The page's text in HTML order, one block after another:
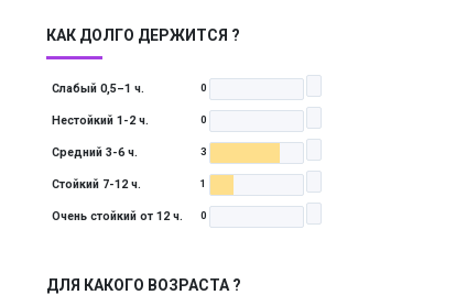
КАК ДОЛГО ДЕРЖИТСЯ ?
Слабый 0,5–1 ч. 0
Нестойкий 1-2 ч. 0
Средний 3-6 ч. 3
Стойкий 7-12 ч. 1
Очень стойкий от 12 ч. 0
ДЛЯ КАКОГО ВОЗРАСТА ?